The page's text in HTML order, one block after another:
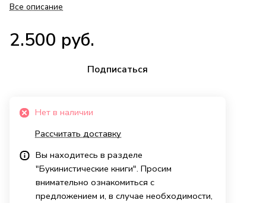
Все описание
2.500 руб.
Подписаться
Нет в наличии
Рассчитать доставку
Вы находитесь в разделе
"Букинистические книги". Просим
внимательно ознакомиться с
предложением и, в случае необходимости,